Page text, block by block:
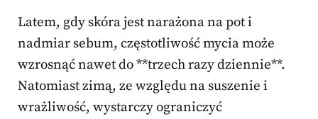
Latem, gdy skóra jest narażona na pot i
nadmiar sebum, częstotliwość mycia może
wzrosnąć nawet do **trzech razy dziennie**.
Natomiast zimą, ze względu na suszenie i
wrażliwość, wystarczy ograniczyć